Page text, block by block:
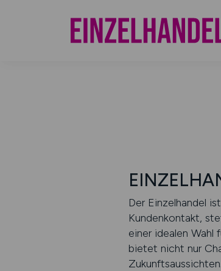
Der Einzelhandel
Kundenkontakt,
einer idealen Wahl
bietet nicht nur